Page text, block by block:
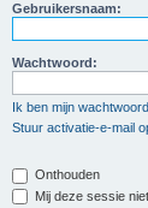
Gebruikersnaam:
Wachtwoord:
Ik ben mijn
Stuur activatie-e-mail
Onthouden
Mij deze sessie